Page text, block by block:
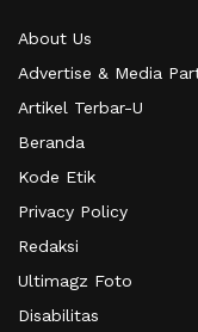
About Us
Advertise & Media
Artikel Terbar-U
Beranda
Kode Etik
Privacy Policy
Redaksi
Ultimagz Foto
Disabilitas